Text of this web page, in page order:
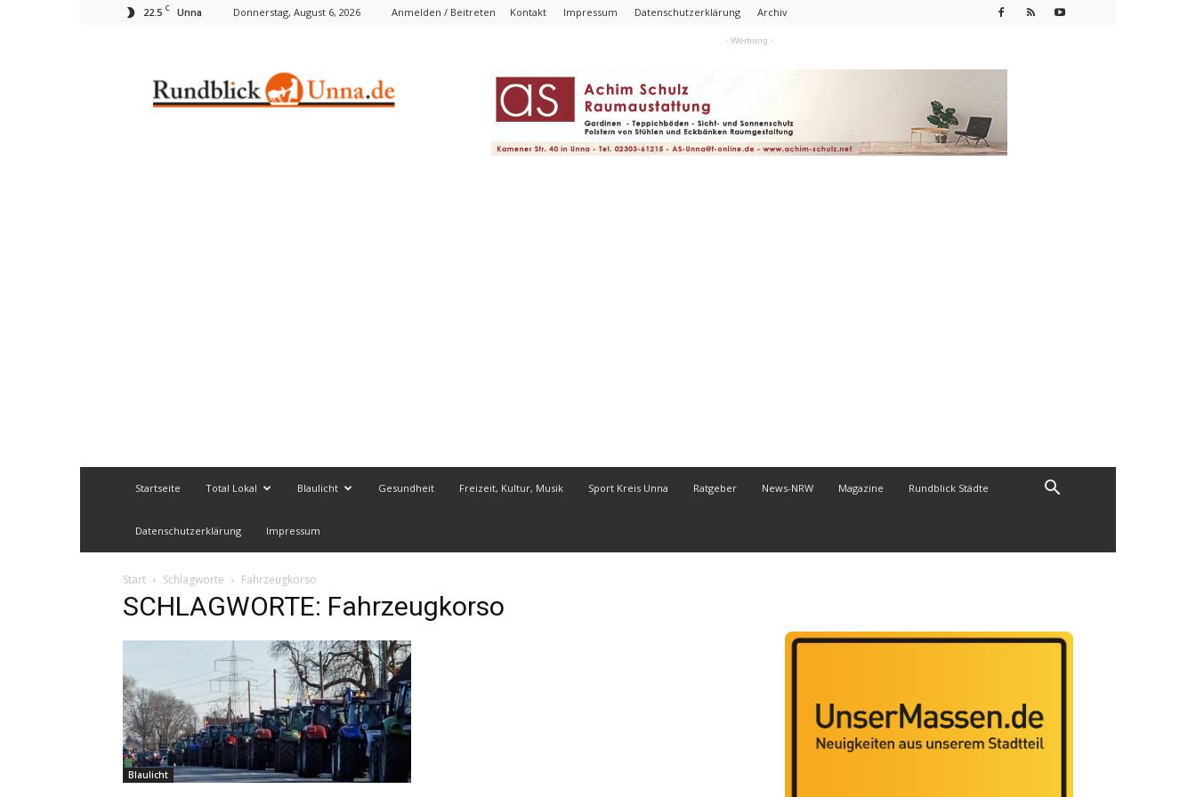
22.5 C Unna Donnerstag, August 6, 2026 Anmelden / Beitreten Kontakt Impressum Datenschutzerklärung Archiv
- Werbung -
Startseite Total Lokal Blaulicht Gesundheit Freizeit, Kultur, Musik Sport Kreis Unna Ratgeber News-NRW Magazine Rundblick Städte
Datenschutzerklärung Impressum
Start Schlagworte Fahrzeugkorso
SCHLAGWORTE: Fahrzeugkorso
Blaulicht